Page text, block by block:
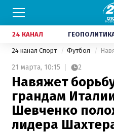
24 КАНАЛ
24 канал Спорт Футбол
21 марта, 10:15 2
Навяжет
грандам
Шевченко
лидера